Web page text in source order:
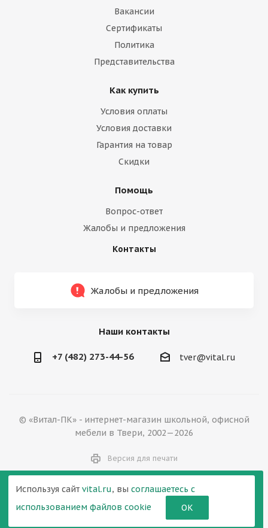
Вакансии
Сертификаты
Политика
Представительства
Как купить
Условия оплаты
Условия доставки
Гарантия на товар
Скидки
Помощь
Вопрос-ответ
Жалобы и предложения
Контакты
Жалобы и предложения
Наши контакты
+7 (482) 273-44-56 tver@vital.ru
© «Витал-ПК» - интернет-магазин школьной, офисной
мебели в Твери, 2002—2026
Версия для печати
Используя сайт vital.ru, вы соглашаетесь с
использованием файлов cookie
ОК